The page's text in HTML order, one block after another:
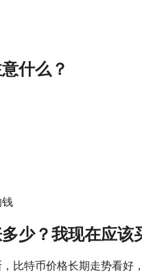
什么？
钱
少？我现在应该
比特币价格长期走势看好